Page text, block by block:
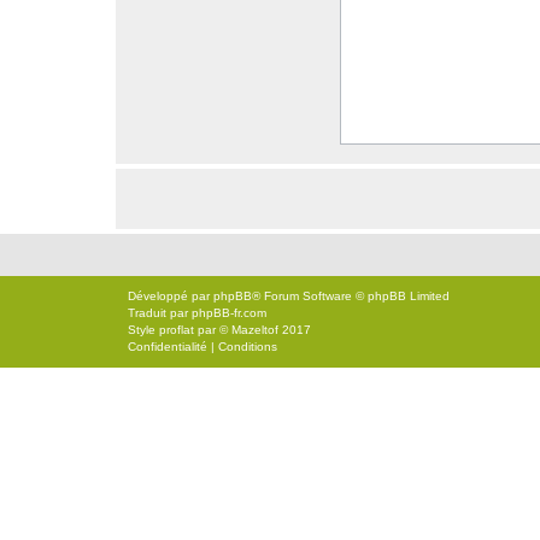
Développé parphpBB® Forum Software © phpBB Limited
Traduit parphpBB-fr.com
Style proflat par ©Mazeltof 2017
Confidentialité | Conditions